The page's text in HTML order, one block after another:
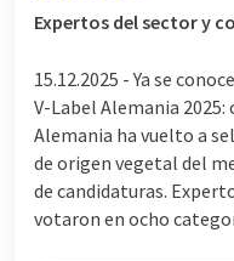
Expertos del sector y
15.12.2025 -Ya se
V-Label Alemania
Alemania ha vuelto a
de origen vegetal del
de candidaturas.
votaron en ocho